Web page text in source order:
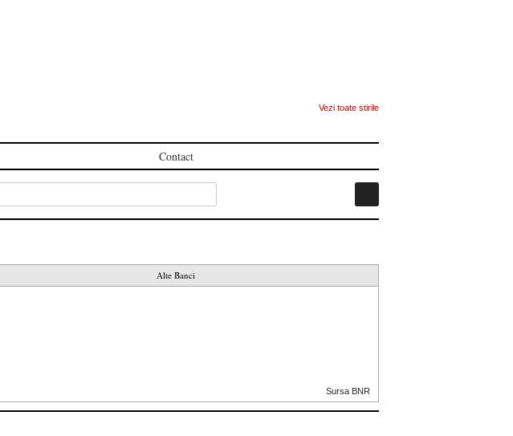
Vezi toate stirile
Contact
Alte Banci
Sursa BNR